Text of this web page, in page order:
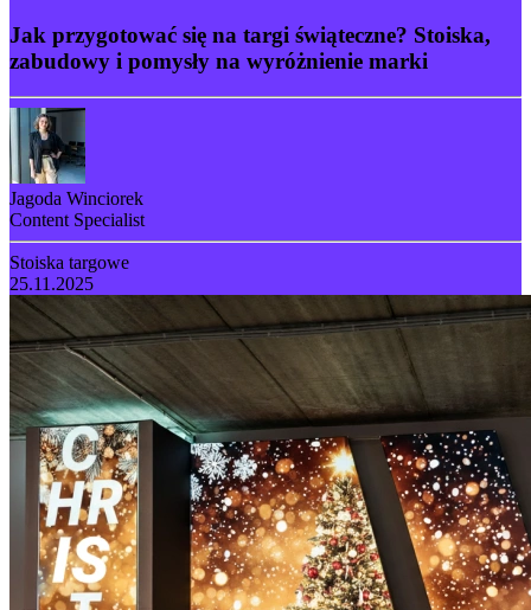
Jak przygotować się na targi świąteczne? Stoiska,
zabudowy i pomysły na wyróżnienie marki
Jagoda Winciorek
Content Specialist
Stoiska targowe
25.11.2025